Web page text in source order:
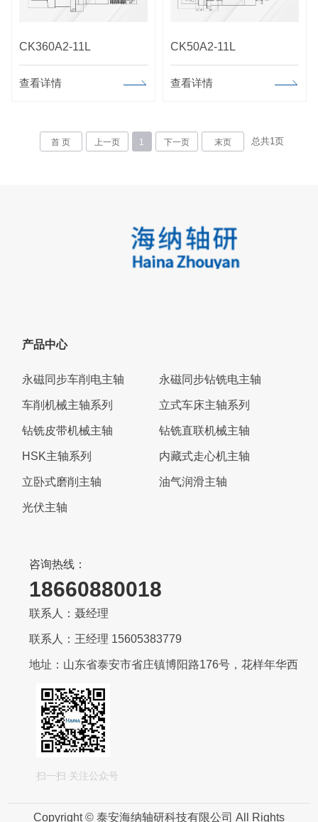
CK360A2-11L
查看详情
CK50A2-11L
查看详情
首 页 上一页 1 下一页 末页 总共1页
产品中心
永磁同步车削电主轴 永磁同步钻铣电主轴
车削机械主轴系列 立式车床主轴系列
钻铣皮带机械主轴 钻铣直联机械主轴
HSK主轴系列 内藏式走心机主轴
立卧式磨削主轴 油气润滑主轴
光伏主轴
咨询热线：
18660880018
联系人：聂经理
联系人：王经理 15605383779
地址：山东省泰安市省庄镇博阳路176号，花样年华西
扫一扫 关注公众号
Copyright © 泰安海纳轴研科技有限公司 All Rights